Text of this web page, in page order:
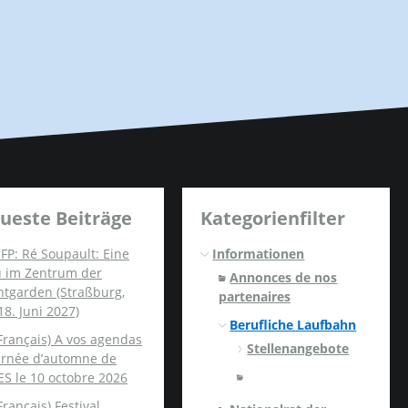
Beiträge
Ré Soupault: Eine
im Zentrum der
(Straßburg,
Juni 2027)
A vos agendas
d’automne de
le 10 octobre 2026
Kategorienfilter
Informationen
Annonces de nos
partenaires
Berufliche Laufbahn
Stellenangebote